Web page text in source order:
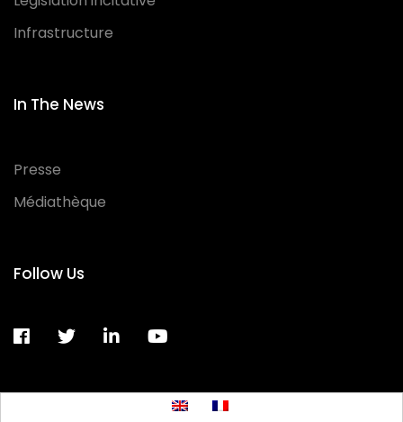
Infrastructure
In The News
Presse
Médiathèque
Follow Us